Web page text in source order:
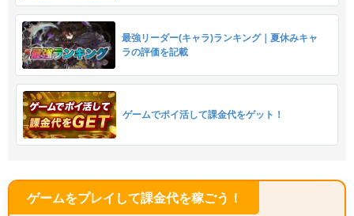
最強リーダー(キャラ)ランキング｜夏休みキャ
ラの評価を記載
ゲームでポイ活して課金代をゲット！
ゲームをプレイして課金代を稼ごう！